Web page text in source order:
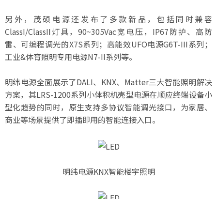
另外，茂硕电源还发布了多款新品，包括同时兼容
ClassI/ClassII灯具，90~305Vac宽电压，IP67防护、高防
雷、可编程调光的X7S系列；高能效UFO电源G6T-III系列；
工业&体育照明专用电源N7-II系列等。
明纬电源全面展示了DALI、KNX、Matter三大智能照明解决
方案，其LRS-1200系列小体积机壳型电源在顺应终端设备小
型化趋势的同时，原生支持多协议智能调光接口，为家居、
商业等场景提供了即插即用的智能连接入口。
明纬电源KNX智能楼宇照明